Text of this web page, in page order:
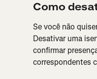
Como
Se você não
Desativar uma
confirmar
correspondentes